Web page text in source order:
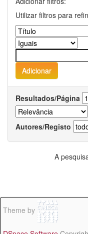
Utilizar filtros para
Resultados/Página
Autores/Registo
A
Theme by